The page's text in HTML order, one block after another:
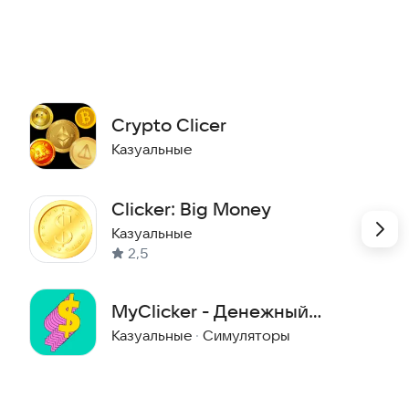
финансовым сервисом.
Crypto Clicer
Казуальные
Clicker: Big Money
Казуальные
2,5
MyClicker - Денежный
кликер
Казуальные · Симуляторы